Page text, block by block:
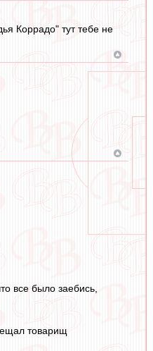
Коррадо" тут тебе не
все было заебись,
товарищ